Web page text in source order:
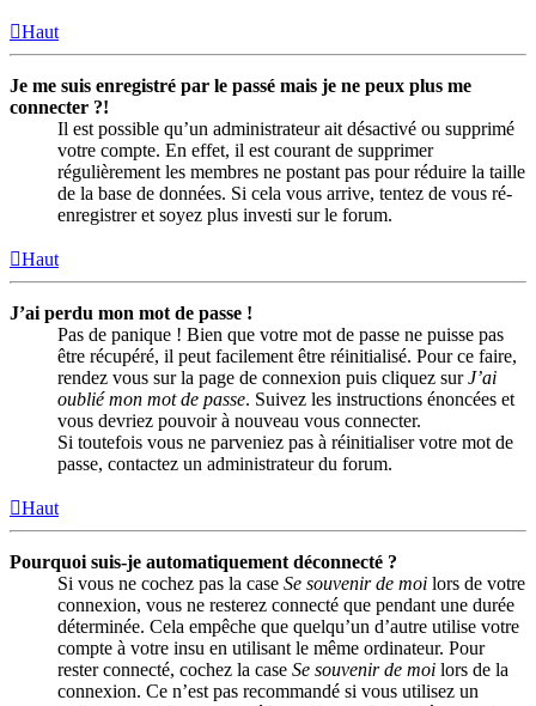
Haut
Je me suis enregistré par le passé mais je ne peux plus me
connecter ?!
Il est possible qu’un administrateur ait désactivé ou supprimé
votre compte. En effet, il est courant de supprimer
régulièrement les membres ne postant pas pour réduire la taille
de la base de données. Si cela vous arrive, tentez de vous ré-
enregistrer et soyez plus investi sur le forum.
Haut
J’ai perdu mon mot de passe !
Pas de panique ! Bien que votre mot de passe ne puisse pas
être récupéré, il peut facilement être réinitialisé. Pour ce faire,
rendez vous sur la page de connexion puis cliquez surJ’ai
oublié mon mot de passe. Suivez les instructions énoncées et
vous devriez pouvoir à nouveau vous connecter.
Si toutefois vous ne parveniez pas à réinitialiser votre mot de
passe, contactez un administrateur du forum.
Haut
Pourquoi suis-je automatiquement déconnecté ?
Si vous ne cochez pas la case Se souvenir de moi lors de votre
connexion, vous ne resterez connecté que pendant une durée
déterminée. Cela empêche que quelqu’un d’autre utilise votre
compte à votre insu en utilisant le même ordinateur. Pour
rester connecté, cochez la case Se souvenir de moi lors de la
connexion. Ce n’est pas recommandé si vous utilisez un